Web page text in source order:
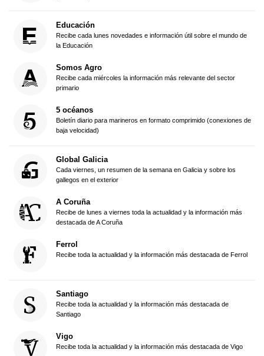
Educación
Recibe cada lunes novedades e información útil sobre el mundo de
la Educación
Somos Agro
Recibe cada miércoles la información más relevante del sector
primario
5 océanos
Boletín diario para marineros en formato comprimido (conexiones de
baja velocidad)
Global Galicia
Cada viernes, un resumen de la semana en Galicia y sobre los
gallegos en el exterior
A Coruña
Recibe de lunes a viernes toda la actualidad y la información más
destacada de A Coruña
Ferrol
Recibe toda la actualidad y la información más destacada de Ferrol
Santiago
Recibe toda la actualidad y la información más destacada de
Santiago
Vigo
Recibe toda la actualidad y la información más destacada de Vigo